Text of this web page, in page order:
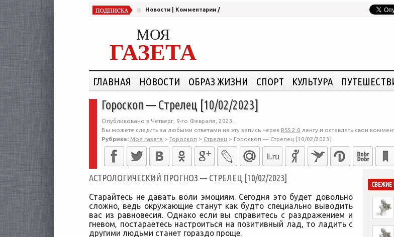
Новости Комментарии /
МОЯ
ГАЗЕТА
ГЛАВНАЯ НОВОСТИ ОБРАЗ ЖИЗНИ СПОРТ КУЛЬТУРА
Гороскоп — Стрелец [10/02/2023]
Опубликовано в Четверг, 9-го Февраля, 2023.
Вы можете следить за любыми ответами на эту запись через RSS 2.0 ленту и оставлять свои
Рубрика: Моя газета > Гороскоп > Стрелец > Гороскоп — Стрелец [10/02/2023]
АСТРОЛОГИЧЕСКИЙ ПРОГНОЗ — СТРЕЛЕЦ [10/02/2023]
Старайтесь не давать воли эмоциям. Сегодня это будет довольно
сложно, ведь окружающие станут как будто специально выводить
вас из равновесия. Однако если вы справитесь с раздражением и
гневом, постараетесь настроиться на позитивный лад, то ладить с
другими людьми станет гораздо проще.